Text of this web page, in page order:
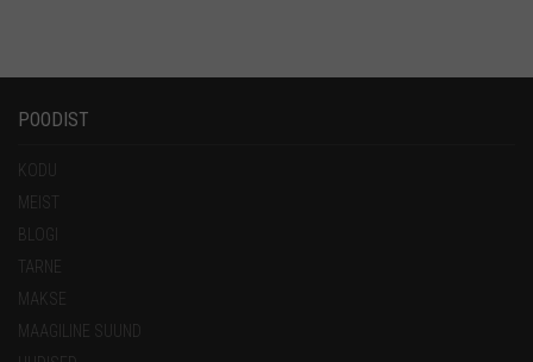
POODIST
KODU
BLOGI
TARNE
MAKSE
MAAGILINE SUUND